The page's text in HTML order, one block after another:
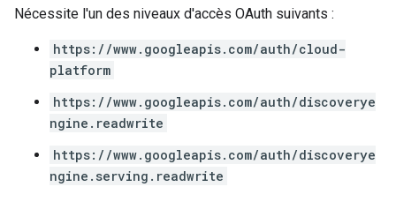
Nécessite l'un des niveaux d'accès OAuth suivants :
https://www.googleapis.com/auth/cloud-
platform
https://www.googleapis.com/auth/discoverye
ngine.readwrite
https://www.googleapis.com/auth/discoverye
ngine.serving.readwrite